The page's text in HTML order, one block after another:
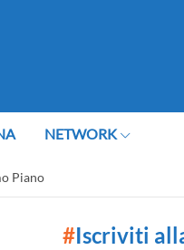
NETWORK
Piano
#Iscriviti